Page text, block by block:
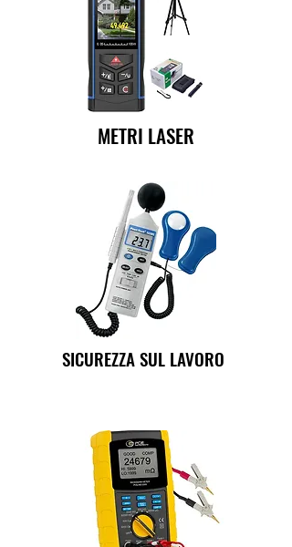
METRI LASER
SICUREZZA SUL LAVORO